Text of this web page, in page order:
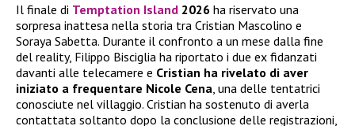
Il finale di Temptation Island 2026 ha riservato una
sorpresa inattesa nella storia tra Cristian Mascolino e
Soraya Sabetta. Durante il confronto a un mese dalla fine
del reality, Filippo Bisciglia ha riportato i due ex fidanzati
davanti alle telecamere e Cristian ha rivelato di aver
iniziato a frequentare Nicole Cena , una delle tentatrici
conosciute nel villaggio. Cristian ha sostenuto di averla
contattata soltanto dopo la conclusione delle registrazioni,